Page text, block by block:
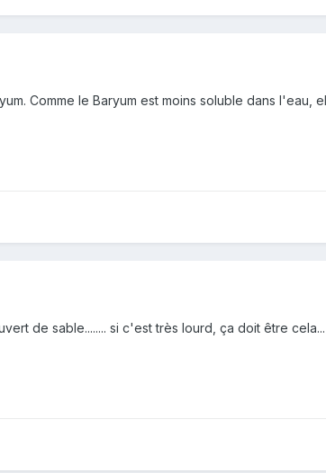
Comme le Baryum est moins soluble dans l'eau,
de sable........ si c'est très lourd, ça doit être cela...